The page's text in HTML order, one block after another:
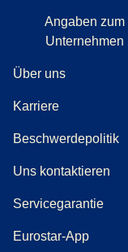
Angaben zum
Unternehmen
Über uns
Karriere
Beschwerdepolitik((
Uns kontaktieren
Servicegarantie
Eurostar-App